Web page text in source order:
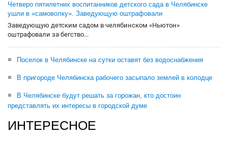
Четверо пятилетних воспитанников детского сада в Челябинске
ушли в «самоволку». Заведующую оштрафовали
Заведующую детским садом в челябинском «Ньютон»
оштрафовали за бегство...
Поселок в Челябинске на сутки оставят без водоснабжения
В пригороде Челябинска рабочего засыпало землей в колодце
В Челябинске будут решать за горожан, кто достоин
представлять их интересы в городской думе
ИНТЕРЕСНОЕ